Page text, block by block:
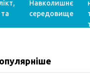
та
Навколишнє
середовище